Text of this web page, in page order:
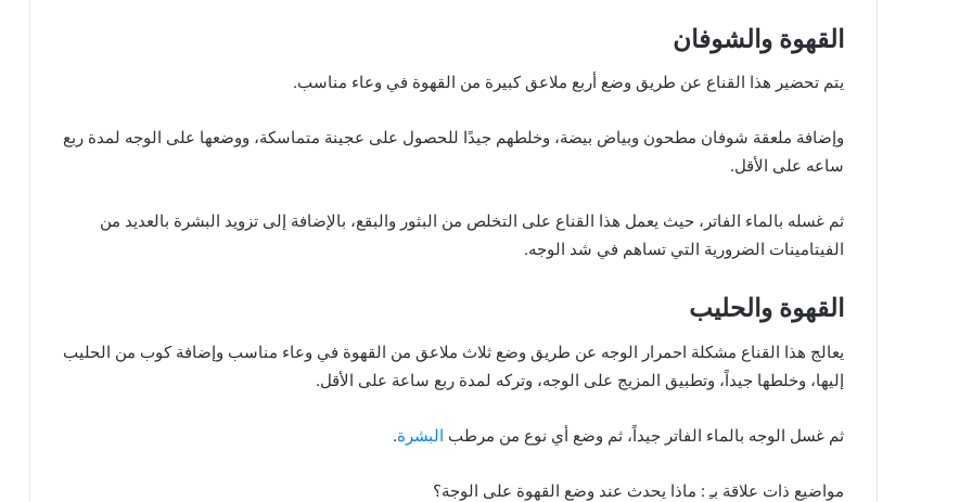
القهوة والشوفان
يتم تحضير هذا القناع عن طريق وضع أربع ملاعق كبيرة من القهوة في وعاء مناسب.
وإضافة ملعقة شوفان مطحون وبياض بيضة، وخلطهم جيدًا للحصول على عجينة متماسكة، ووضعها على الوجه لمدة ربع
ساعه على الأقل.
ثم غسله بالماء الفاتر، حيث يعمل هذا القناع على التخلص من البثور والبقع، بالإضافة إلى تزويد البشرة بالعديد من
الفيتامينات الضرورية التي تساهم في شد الوجه.
القهوة والحليب
يعالج هذا القناع مشكلة احمرار الوجه عن طريق وضع ثلاث ملاعق من القهوة في وعاء مناسب وإضافة كوب من الحليب
إليها، وخلطها جيداً، وتطبيق المزيج على الوجه، وتركه لمدة ربع ساعة على الأقل.
ثم غسل الوجه بالماء الفاتر جيداً، ثم وضع أي نوع من مرطب البشرة.
مواضيع ذات علاقة بـِ : ماذا يحدث عند وضع القهوة على الوجة؟